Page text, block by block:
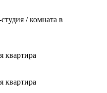
/ комната в
квартира
квартира